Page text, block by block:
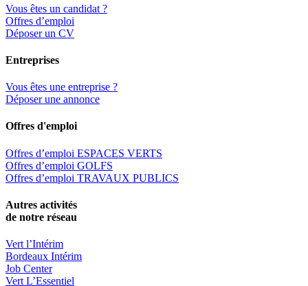
Vous êtes un candidat ?
Offres d’emploi
Déposer un CV
Entreprises
Vous êtes une entreprise ?
Déposer une annonce
Offres d'emploi
Offres d’emploi ESPACES VERTS
Offres d’emploi GOLFS
Offres d’emploi TRAVAUX PUBLICS
Autres activités
de notre réseau
Vert l’Intérim
Bordeaux Intérim
Job Center
Vert L’Essentiel